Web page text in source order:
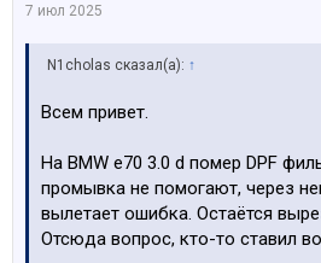
7 июл 2025
N1cholas сказал(а): ↑
Всем привет.
На BMW e70 3.0 d помер DPF
промывка не помогают, через
вылетает ошибка. Остаётся
Отсюда вопрос, кто-то ставил